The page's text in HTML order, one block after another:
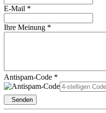
E-Mail *
Ihre Meinung *
Antispam-Code *
Senden